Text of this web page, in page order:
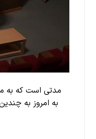
مدتی است که به
به امروز به